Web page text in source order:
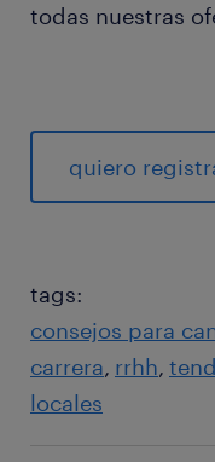
todas nuestras
quiero
tags:
consejos para
carrera rrhh
locales